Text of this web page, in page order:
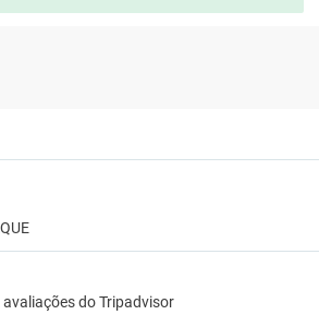
do Tripadvisor